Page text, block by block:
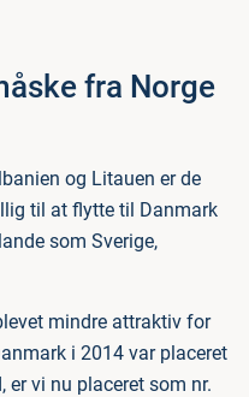
fra Norge
og Litauen er de
til at flytte til Danmark
som Sverige,
mindre attraktiv for
i 2014 var placeret
vi nu placeret som nr.